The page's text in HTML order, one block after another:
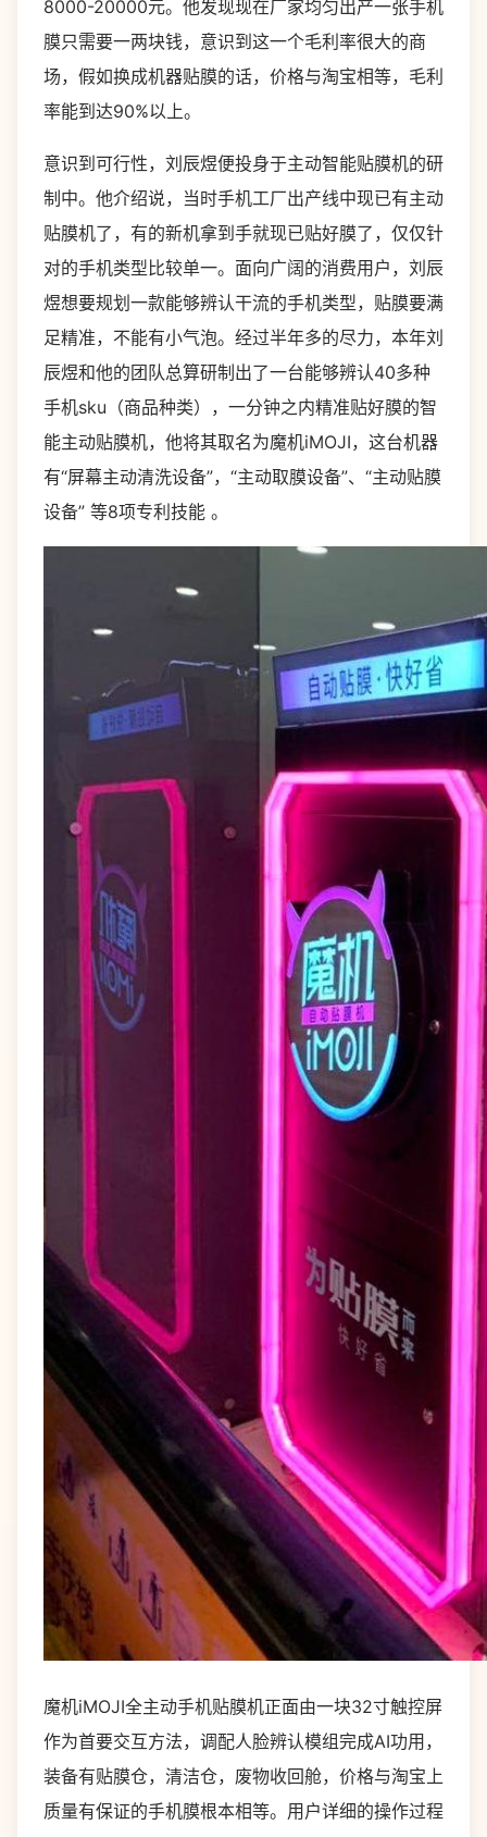
8000-20000元。他发现现在厂家均匀出产一张手机
膜只需要一两块钱，意识到这一个毛利率很大的商
场，假如换成机器贴膜的话，价格与淘宝相等，毛利
率能到达90%以上。
意识到可行性，刘辰煜便投身于主动智能贴膜机的研
制中。他介绍说，当时手机工厂出产线中现已有主动
贴膜机了，有的新机拿到手就现已贴好膜了，仅仅针
对的手机类型比较单一。面向广阔的消费用户，刘辰
煜想要规划一款能够辨认干流的手机类型，贴膜要满
足精准，不能有小气泡。经过半年多的尽力，本年刘
辰煜和他的团队总算研制出了一台能够辨认40多种
手机sku（商品种类），一分钟之内精准贴好膜的智
能主动贴膜机，他将其取名为魔机iMOJI，这台机器
有“屏幕主动清洗设备”，“主动取膜设备”、“主动贴膜
设备” 等8项专利技能 。
魔机iMOJI全主动手机贴膜机正面由一块32寸触控屏
作为首要交互方法，调配人脸辨认模组完成AI功用，
装备有贴膜仓，清洁仓，废物收回舱，价格与淘宝上
质量有保证的手机膜根本相等。用户详细的操作过程